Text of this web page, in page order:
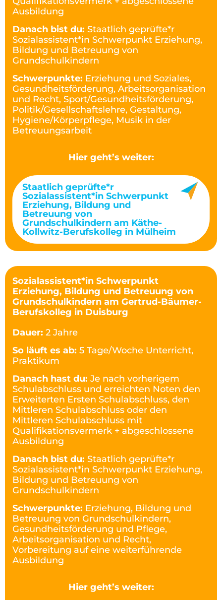
Ausbildung
Danach bist du: Staatlich geprüfte*r
Sozialassistent*in Schwerpunkt Erziehung,
Bildung und Betreuung von
Grundschulkindern
Schwerpunkte: Erziehung und Soziales,
Gesundheitsförderung, Arbeitsorganisation
und Recht, Sport/Gesundheitsförderung,
Politik/Gesellschaftslehre, Gestaltung,
Hygiene/Körperpflege, Musik in der
Betreuungsarbeit
Hier geht’s weiter:
Staatlich geprüfte*r
Sozialassistent*in Schwerpunkt
Erziehung, Bildung und
Betreuung von
Grundschulkindern am Käthe-
Kollwitz-Berufskolleg in Mülheim
Sozialassistent*in Schwerpunkt
Erziehung, Bildung und Betreuung von
Grundschulkindern am Gertrud-Bäumer-
Berufskolleg in Duisburg
Dauer: 2 Jahre
So läuft es ab: 5 Tage/Woche Unterricht,
Praktikum
Danach hast du: Je nach vorherigem
Schulabschluss und erreichten Noten den
Erweiterten Ersten Schulabschluss, den
Mittleren Schulabschluss oder den
Mittleren Schulabschluss mit
Qualifikationsvermerk + abgeschlossene
Ausbildung
Danach bist du: Staatlich geprüfte*r
Sozialassistent*in Schwerpunkt Erziehung,
Bildung und Betreuung von
Grundschulkindern
Schwerpunkte: Erziehung, Bildung und
Betreuung von Grundschulkindern,
Gesundheitsförderung und Pflege,
Arbeitsorganisation und Recht,
Vorbereitung auf eine weiterführende
Ausbildung
Hier geht’s weiter: